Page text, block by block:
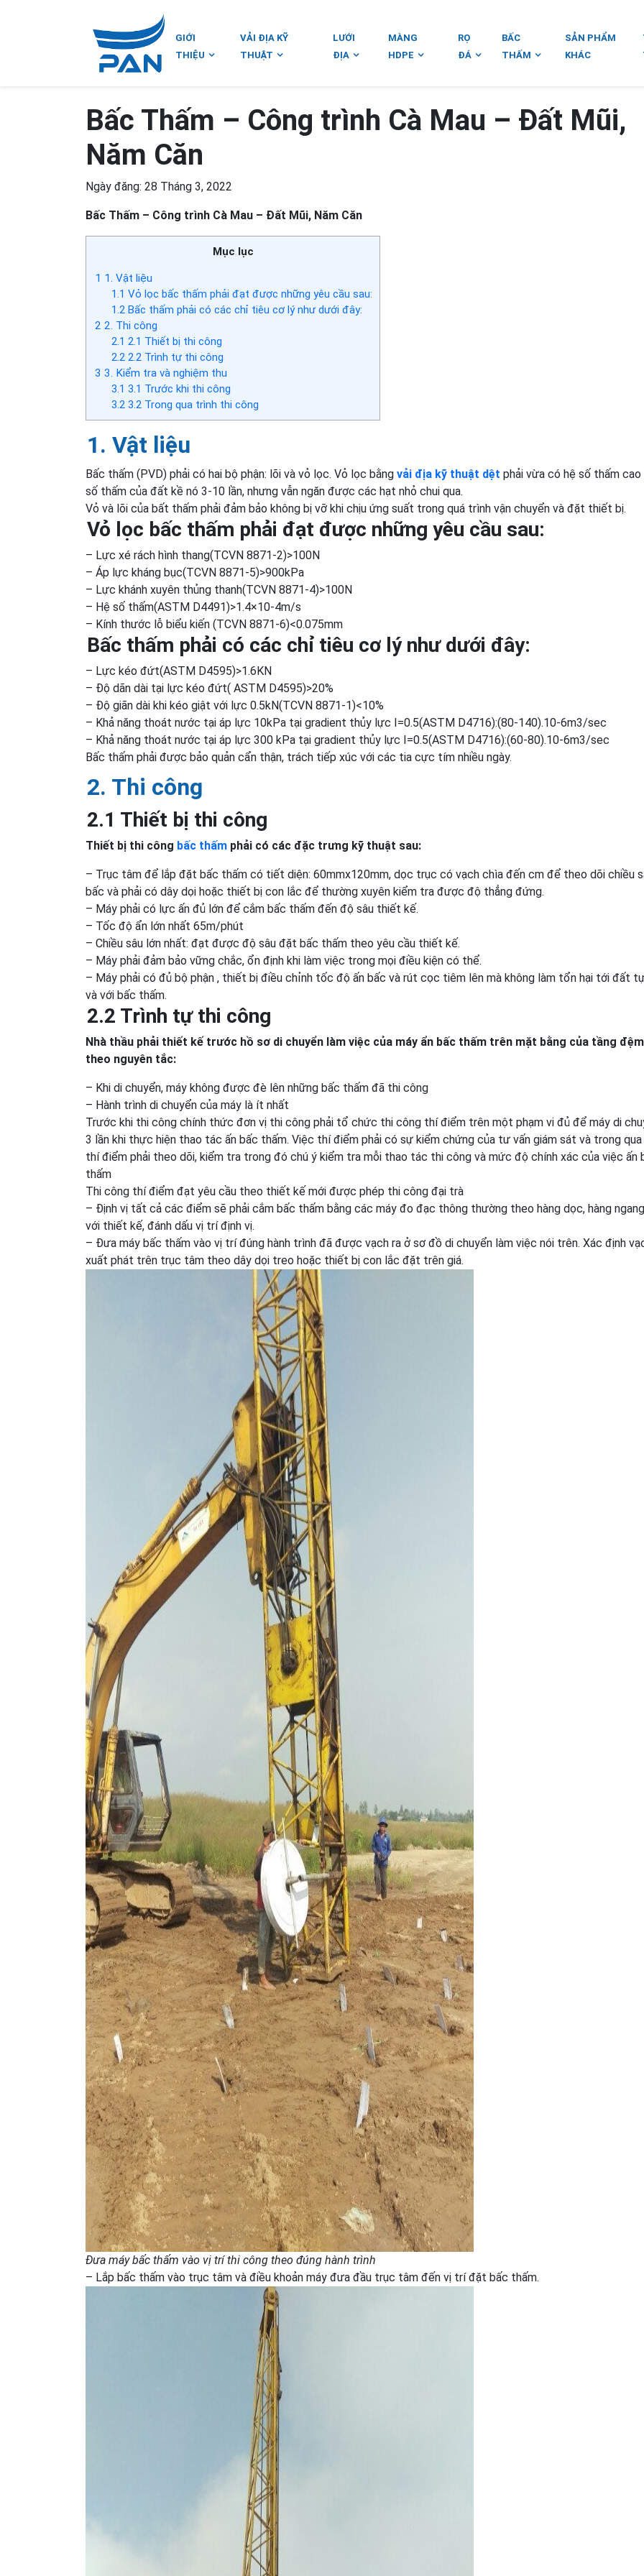
GIỚI
THIỆU
VẢI ĐỊA KỸ
THUẬT
LƯỚI
ĐỊA
MÀNG
HDPE
RỌ
ĐÁ
BẤC
THẤM
SẢN PHẨM
KHÁC
Bấc Thấm – Công trình Cà Mau – Đất Mũi,
Năm Căn
Ngày đăng: 28 Tháng 3, 2022
Bấc Thấm – Công trình Cà Mau – Đất Mũi, Năm Căn
Mục lục
1 1. Vật liệu
1.1 Vỏ lọc bấc thấm phải đạt được những yêu cầu sau:
1.2Bấc thấm phải có các chỉ tiêu cơ lý như dưới đây:
2 2. Thi công
2.1 2.1 Thiết bị thi công
2.22.2 Trình tự thi công
3 3. Kiểm tra và nghiệm thu
3.1 3.1 Trước khi thi công
3.23.2 Trong qua trình thi công
1. Vật liệu
Bấc thấm (PVD) phải có hai bộ phận: lõi và vỏ lọc. Vỏ lọc bằng vải địa kỹ thuật dệt phải vừa có hệ số thấm cao
số thấm của đất kề nó 3-10 lần, nhưng vẫn ngăn được các hạt nhỏ chui qua.
Vỏ và lõi của bất thấm phải đảm bảo không bị vỡ khi chịu ứng suất trong quá trình vận chuyển và đặt thiết bị.
Vỏ lọc bấc thấm phải đạt được những yêu cầu sau:
– Lực xé rách hình thang(TCVN 8871-2)>100N
– Áp lực kháng bục(TCVN 8871-5)>900kPa
– Lực khánh xuyên thủng thanh(TCVN 8871-4)>100N
– Hệ số thấm(ASTM D4491)>1.4×10-4m/s
– Kính thước lỗ biểu kiến (TCVN 8871-6)<0.075mm
Bấc thấm phải có các chỉ tiêu cơ lý như dưới đây:
– Lực kéo đứt(ASTM D4595)>1.6KN
– Độ dãn dài tại lực kéo đứt( ASTM D4595)>20%
– Độ giãn dài khi kéo giật với lực 0.5kN(TCVN 8871-1)<10%
– Khả năng thoát nước tại áp lực 10kPa tại gradient thủy lực I=0.5(ASTM D4716):(80-140).10-6m3/sec
– Khả năng thoát nước tại áp lực 300 kPa tại gradient thủy lực I=0.5(ASTM D4716):(60-80).10-6m3/sec
Bấc thấm phải được bảo quản cẩn thận, trách tiếp xúc với các tia cực tím nhiều ngày.
2. Thi công
2.1 Thiết bị thi công
Thiết bị thi công bấc thấm phải có các đặc trưng kỹ thuật sau:
– Trục tâm để lắp đặt bấc thấm có tiết diện: 60mmx120mm, dọc trục có vạch chìa đến cm để theo dõi chiều
bấc và phải có dây dọi hoặc thiết bị con lắc để thường xuyên kiểm tra được độ thẳng đứng.
– Máy phải có lực ấn đủ lớn để cắm bấc thấm đến độ sâu thiết kế.
– Tốc độ ẩn lớn nhất 65m/phút
– Chiều sâu lớn nhất: đạt được độ sâu đặt bấc thấm theo yêu cầu thiết kế.
– Máy phải đảm bảo vững chắc, ổn định khi làm việc trong mọi điều kiện có thể.
– Máy phải có đủ bộ phận , thiết bị điều chỉnh tốc độ ấn bấc và rút cọc tiêm lên mà không làm tổn hại tới đất
và với bấc thấm.
2.2 Trình tự thi công
Nhà thầu phải thiết kế trước hồ sơ di chuyển làm việc của máy ẩn bấc thấm trên mặt bằng của tầng
theo nguyên tắc:
– Khi di chuyển, máy không được đè lên những bấc thấm đã thi công
– Hành trình di chuyển của máy là ít nhất
Trước khi thi công chính thức đơn vị thi công phải tổ chức thi công thí điểm trên một phạm vi đủ để máy di
3 lần khi thực hiện thao tác ấn bấc thấm. Việc thí điểm phải có sự kiểm chứng của tư vấn giám sát và trong
thí điểm phải theo dõi, kiểm tra trong đó chú ý kiểm tra mỗi thao tác thi công và mức độ chính xác của việc ấn
thấm
Thi công thí điểm đạt yêu cầu theo thiết kế mới được phép thi công đại trà
– Định vị tất cả các điểm sẽ phải cắm bấc thấm bằng các máy đo đạc thông thường theo hàng dọc, hàng
với thiết kế, đánh dấu vị trí định vị.
– Đưa máy bấc thấm vào vị trí đúng hành trình đã được vạch ra ở sơ đồ di chuyển làm việc nói trên. Xác định
xuất phát trên trục tâm theo dây dọi treo hoặc thiết bị con lắc đặt trên giá.
Đưa máy bấc thấm vào vị trí thi công theo đúng hành trình
– Lắp bấc thấm vào trục tâm và điều khoản máy đưa đầu trục tâm đến vị trí đặt bấc thấm.